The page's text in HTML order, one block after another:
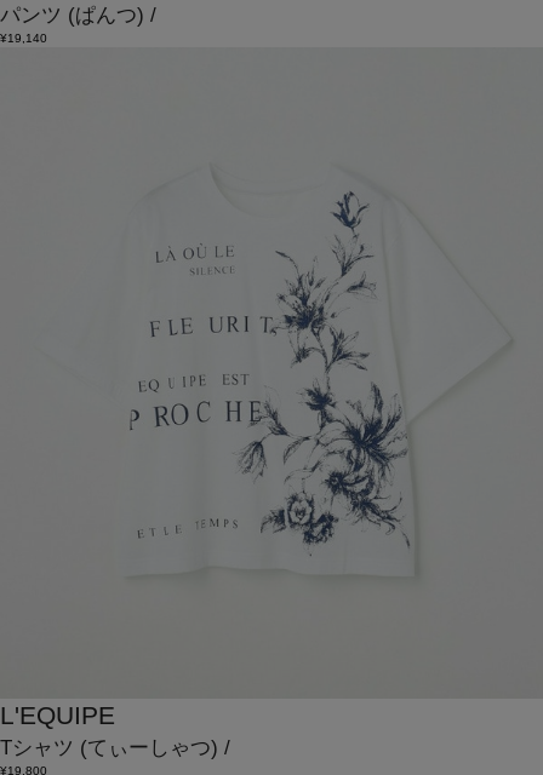
パンツ (ぱんつ) /
¥19,140
L'EQUIPE
Tシャツ (てぃーしゃつ) /
¥19,800